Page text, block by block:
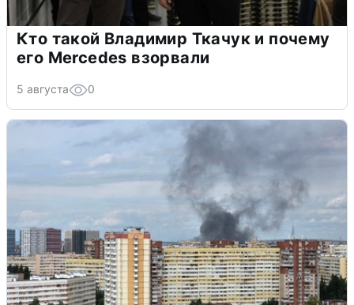
Кто такой Владимир Ткачук и почему
его Mercedes взорвали
5 августа 0